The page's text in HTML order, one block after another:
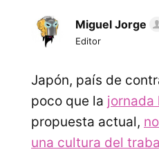
Miguel Jorge
Editor
Japón, país de
poco que la jornada
propuesta actual,
una cultura del